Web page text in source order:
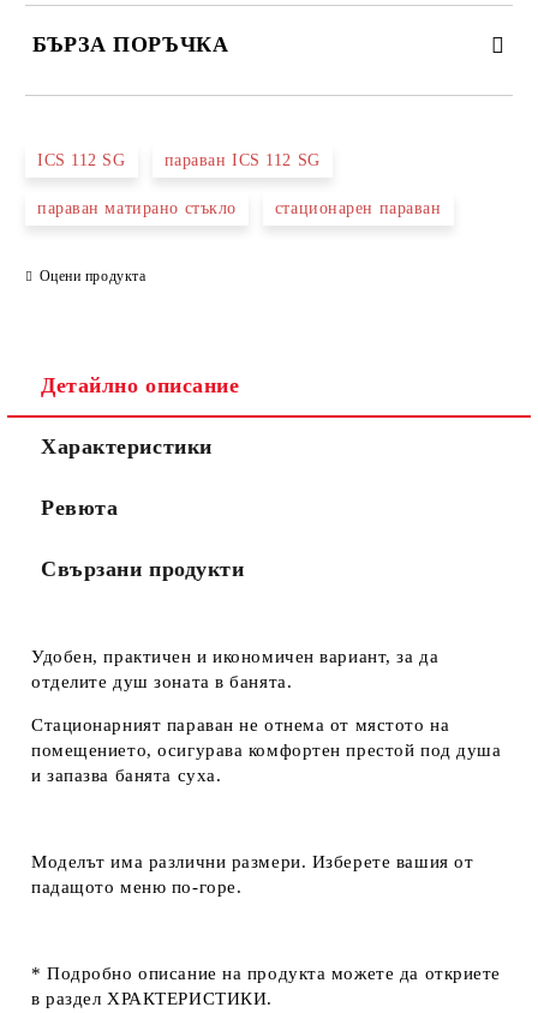
БЪРЗА ПОРЪЧКА
Съгласен съм с
ICS 112 SG параван ICS 112 SG
параван матирано стъкло стационарен параван
Оцени продукта
Детайлно описание
Характеристики
Ревюта
Свързани продукти
Удобен, практичен и икономичен вариант, за да
отделите душ зоната в банята.
Стационарният параван не отнема от мястото на
помещението, осигурава комфортен престой под душа
и запазва банята суха.
Моделът има различни размери. Изберете вашия от
падащото меню по-горе.
* Подробно описание на продукта можете да откриете
в раздел ХРАКТЕРИСТИКИ.